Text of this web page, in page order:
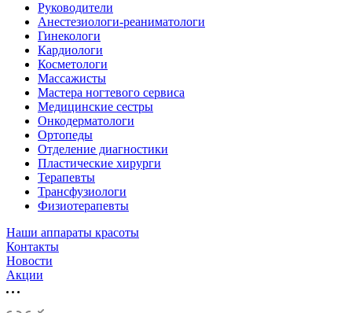
Руководители
Анестезиологи-реаниматологи
Гинекологи
Кардиологи
Косметологи
Массажисты
Мастера ногтевого сервиса
Медицинские сестры
Онкодерматологи
Ортопеды
Отделение диагностики
Пластические хирурги
Терапевты
Трансфузиологи
Физиотерапевты
Наши аппараты красоты
Контакты
Новости
Акции